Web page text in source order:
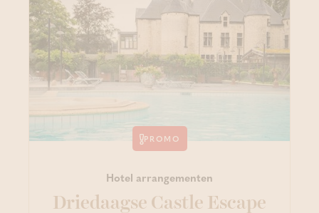
PROMO
Hotel arrangementen
Driedaagse Castle Escape